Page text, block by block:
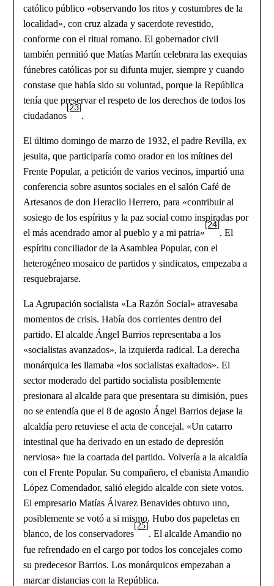
católico público «observando los ritos y costumbres de la
localidad», con cruz alzada y sacerdote revestido,
conforme con el ritual romano. El gobernador civil
también permitió que Matías Martín celebrara las exequias
fúnebres católicas por su difunta mujer, siempre y cuando
constase que había sido su voluntad, porque la República
tenía que preservar el respeto de los derechos de todos los
ciudadanos
[23]
.
El último domingo de marzo de 1932, el padre Revilla, ex
jesuita, que participaría como orador en los mítines del
Frente Popular, a petición de varios vecinos, impartió una
conferencia sobre asuntos sociales en el salón Café de
Artesanos de don Heraclio Herrero, para «contribuir al
sosiego de los espíritus y la paz social como inspiradas por
el más acendrado amor al pueblo y a mi patria»
[24]
. El
espíritu conciliador de la Asamblea Popular, con el
heterogéneo mosaico de partidos y sindicatos, empezaba a
resquebrajarse.
La Agrupación socialista «La Razón Social» atravesaba
momentos de crisis. Había dos corrientes dentro del
partido. El alcalde Ángel Barrios representaba a los
«socialistas avanzados», la izquierda radical. La derecha
monárquica les llamaba «los socialistas exaltados». El
sector moderado del partido socialista posiblemente
presionara al alcalde para que presentara su dimisión, pues
no se entendía que el 8 de agosto Ángel Barrios dejase la
alcaldía pero retuviese el acta de concejal. «Un catarro
intestinal que ha derivado en un estado de depresión
nerviosa» fue la coartada del partido. Volvería a la alcaldía
con el Frente Popular. Su compañero, el ebanista Amandio
López Comendador, salió elegido alcalde con siete votos.
El empresario Matías Álvarez Benavides obtuvo uno,
posiblemente se votó a si mismo. Hubo dos papeletas en
blanco, de los conservadores
[25]
. El alcalde Amandio no
fue refrendado en el cargo por todos los concejales como
su predecesor Barrios. Los monárquicos empezaban a
marcar distancias con la República.